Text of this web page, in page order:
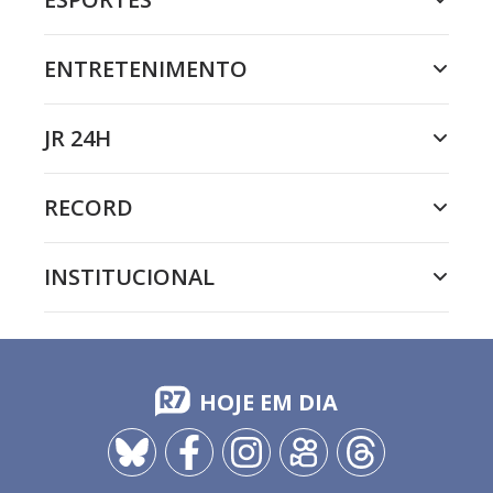
ENTRETENIMENTO
JR 24H
RECORD
INSTITUCIONAL
HOJE EM DIA